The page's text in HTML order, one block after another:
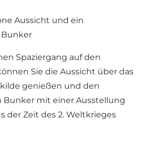
Aussicht und ein
Spaziergang auf den
Sie die Aussicht über das
genießen und den
Bunker mit einer Ausstellung
der Zeit des 2. Weltkrieges